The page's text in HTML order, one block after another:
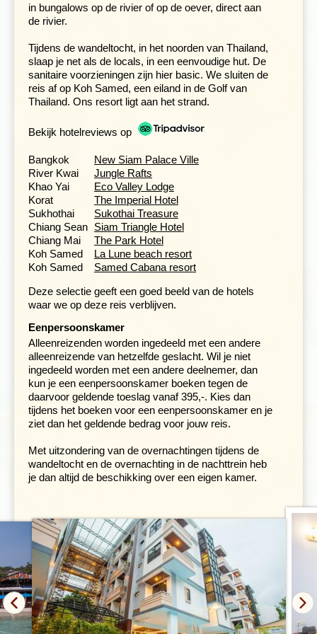
Sukhothai zelf was van 1238 tot 1350 de hoofdstad van
Thailand. Het Sukhothai Historical Park heeft een
imposant
complex van tempelsdie over een groot
terrein zijn verspreid. De tempels in de stad en in de
omgeving staan op de werelderfgoedlijst van UNESCO.
Samen met een lokale gids fiets je door het park, de
ideale manier om de mooie tempels te bewonderen. Wil
je even ontspannen dan kun je wat drinken bij het café in
het park en genieten van het uitzicht over de tempels. Je
kunt de fietstocht ook combineren met een tuktuk-toer
over het platteland. Een leuke excursie waarbij je de
stad uit gaat, geniet van het mooie landschap en een
goed beeld krijgt van het dagelijkse leven.
Beleef de beruchte geschiedenis van de
Gouden Driehoek
Dag 11. Sukhothai - Chiang Rai - Chiang Saen
Dag 12. Chiang Saen - Chiang Mai
Vanuit Sukothai reizen we verder naar het noorden van
Thailand. Chiang Saen ligt in het verre noorden aan de
Mekong-rivier en was onderdeel van de fameuze
in bungalows op de rivier of op de oever, direct aan
de rivier.
Tijdens de wandeltocht, in het noorden van Thailand,
slaap je net als de locals, in een eenvoudige hut. De
sanitaire voorzieningen zijn hier basic. We sluiten de
reis af op Koh Samed, een eiland in de Golf van
Thailand. Ons resort ligt aan het strand.
Bekijk hotelreviews op
Bangkok
New Siam Palace Ville
River Kwai
Jungle Rafts
Khao Yai
Eco Valley Lodge
Korat
The Imperial Hotel
Sukhothai
Sukothai Treasure
Chiang Sean Siam Triangle Hotel
Chiang Mai
The Park Hotel
Koh Samed
La Lune beach resort
Koh Samed
Samed Cabana resort
Deze selectie geeft een goed beeld van de hotels
waar we op deze reis verblijven.
Eenpersoonskamer
Alleenreizenden worden ingedeeld met een andere
alleenreizende van hetzelfde geslacht. Wil je niet
ingedeeld worden met een andere deelnemer, dan
kun je een eenpersoonskamer boeken tegen de
daarvoor geldende toeslag vanaf 395,-. Kies dan
tijdens het boeken voor een eenpersoonskamer en je
ziet dan het geldende bedrag voor jouw reis.
Met uitzondering van de overnachtingen tijdens de
wandeltocht en de overnachting in de nachttrein heb
je dan altijd de beschikking over een eigen kamer.